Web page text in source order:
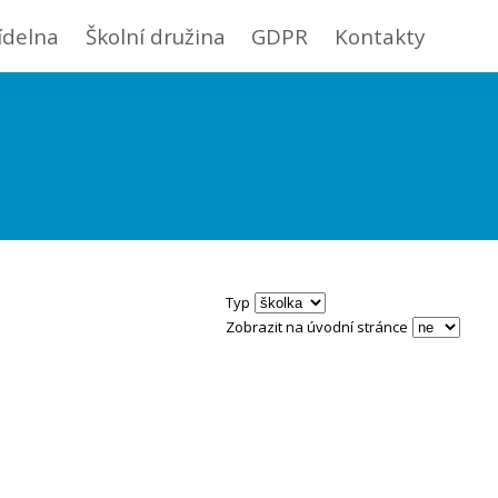
Školní družina GDPR Kontakty
Typ
Zobrazit na úvodní stránce